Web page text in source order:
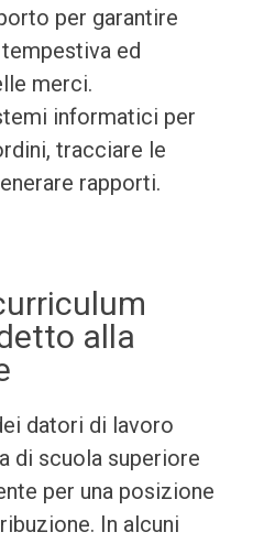
per garantire
ed
merci.
informatici per
tracciare le
rapporti.
alla
datori di lavoro
di scuola superiore
per una posizione
In alcuni